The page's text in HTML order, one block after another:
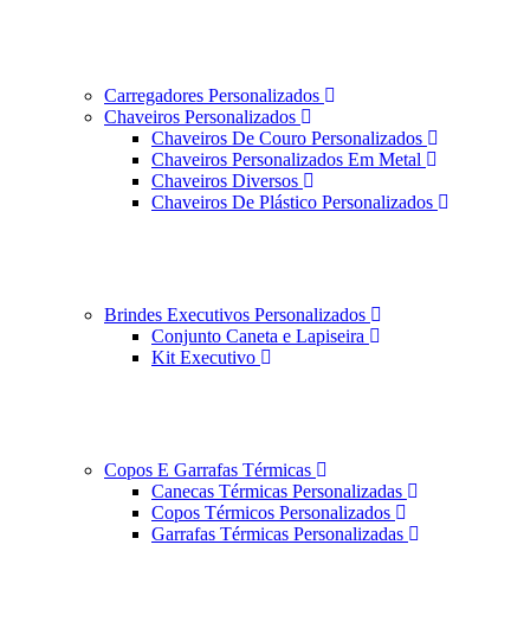
Carregadores Personalizados
Chaveiros Personalizados
Chaveiros De Couro Personalizados
Chaveiros Personalizados Em Metal
Chaveiros Diversos
Chaveiros De Plástico Personalizados
Brindes Executivos Personalizados
Conjunto Caneta e Lapiseira
Kit Executivo
Copos E Garrafas Térmicas
Canecas Térmicas Personalizadas
Copos Térmicos Personalizados
Garrafas Térmicas Personalizadas